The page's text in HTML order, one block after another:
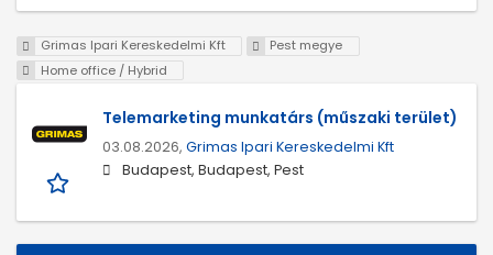
Grimas Ipari Kereskedelmi Kft
Pest megye
Home office / Hybrid
Telemarketing munkatárs (műszaki terület)
03.08.2026, Grimas Ipari Kereskedelmi Kft
Budapest, Budapest, Pest